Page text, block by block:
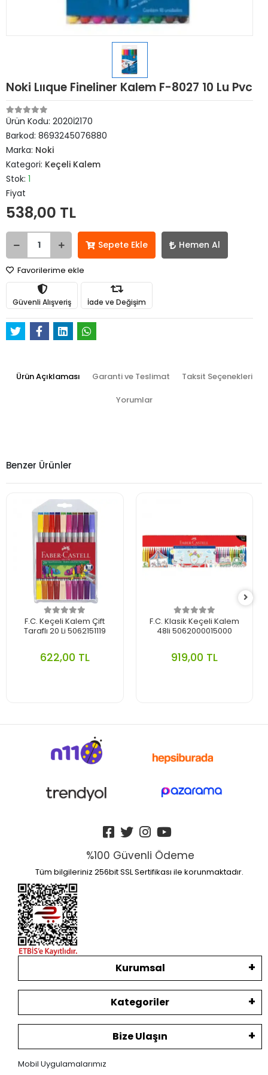
Noki Lııque Fineliner Kalem F-8027 10 Lu Pvc
Ürün Kodu: 2020İ2170
Barkod: 8693245076880
Marka: Noki
Kategori: Keçeli Kalem
Stok: 1
Fiyat
538,00 TL
Sepete Ekle Hemen Al
Favorilerime ekle
Güvenli Alışveriş İade ve Değişim
Ürün Açıklaması Garanti ve Teslimat Taksit Seçenekleri
Yorumlar
Benzer Ürünler
F.C. Keçeli Kalem Çift
Taraflı 20 Li 5062151119
622,00 TL
F.C. Klasik Keçeli Kalem
48li 5062000015000
919,00 TL
%100 Güvenli Ödeme
Tüm bilgileriniz 256bit SSL Sertifikası ile korunmaktadır.
Kurumsal
Kategoriler
Bize Ulaşın
Mobil Uygulamalarımız